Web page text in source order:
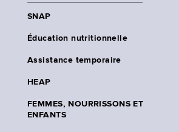
SNAP
Éducation nutritionnelle
Assistance temporaire
HEAP
FEMMES, NOURRISSONS ET
ENFANTS